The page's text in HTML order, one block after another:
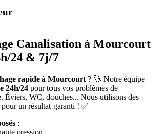
Canalisation à Mourcourt
24 & 7j/7
rapide à Mourcourt ? 🚀 Notre équipe
24h/24 pour tous vos problèmes de
Éviers, WC, douches... Nous utilisons des
un résultat garanti ! ✅
:
pression